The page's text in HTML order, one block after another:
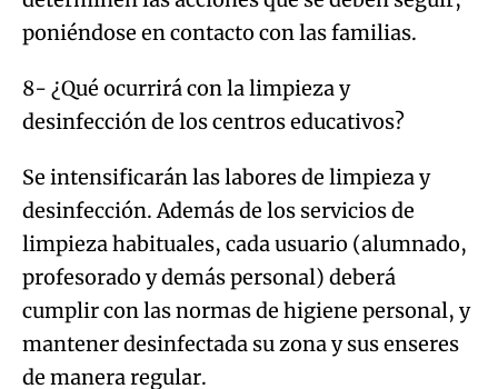
poniéndose en contacto con las familias.
8- ¿Qué ocurrirá con la limpieza y
desinfección de los centros educativos?
Se intensificarán las labores de limpieza y
desinfección. Además de los servicios de
limpieza habituales, cada usuario (alumnado,
profesorado y demás personal) deberá
cumplir con las normas de higiene personal, y
mantener desinfectada su zona y sus enseres
de manera regular.